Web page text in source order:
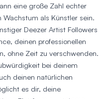
eine große Zahl echter
Wachstum als Künstler sein.
Deezer Artist Followers
deinen professionellen
ohne Zeit zu verschwenden.
bei deinem
deinen natürlichen
es dir, deine